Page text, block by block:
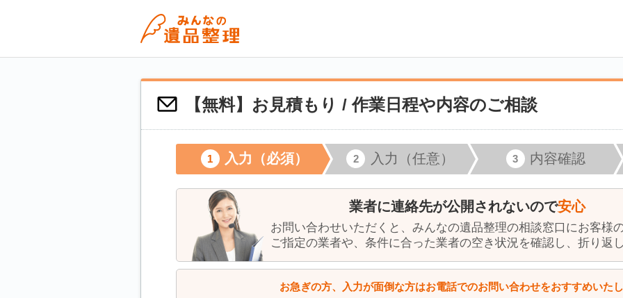
【無料】お見積もり / 作業日程や内容のご相談
入力（必須） 入力（任意） 内容確認
業者に連絡先が公開されないので安心
お問い合わせいただくと、みんなの遺品整理の相談窓口にお客様
ご指定の業者や、条件に合った業者の空き状況を確認し、折り返
お急ぎの方、入力が面倒な方はお電話でのお問い合わせをおすすめいたし